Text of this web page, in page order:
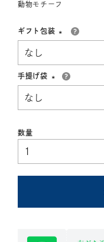
動物モチーフ
ギフト包装
手提げ袋